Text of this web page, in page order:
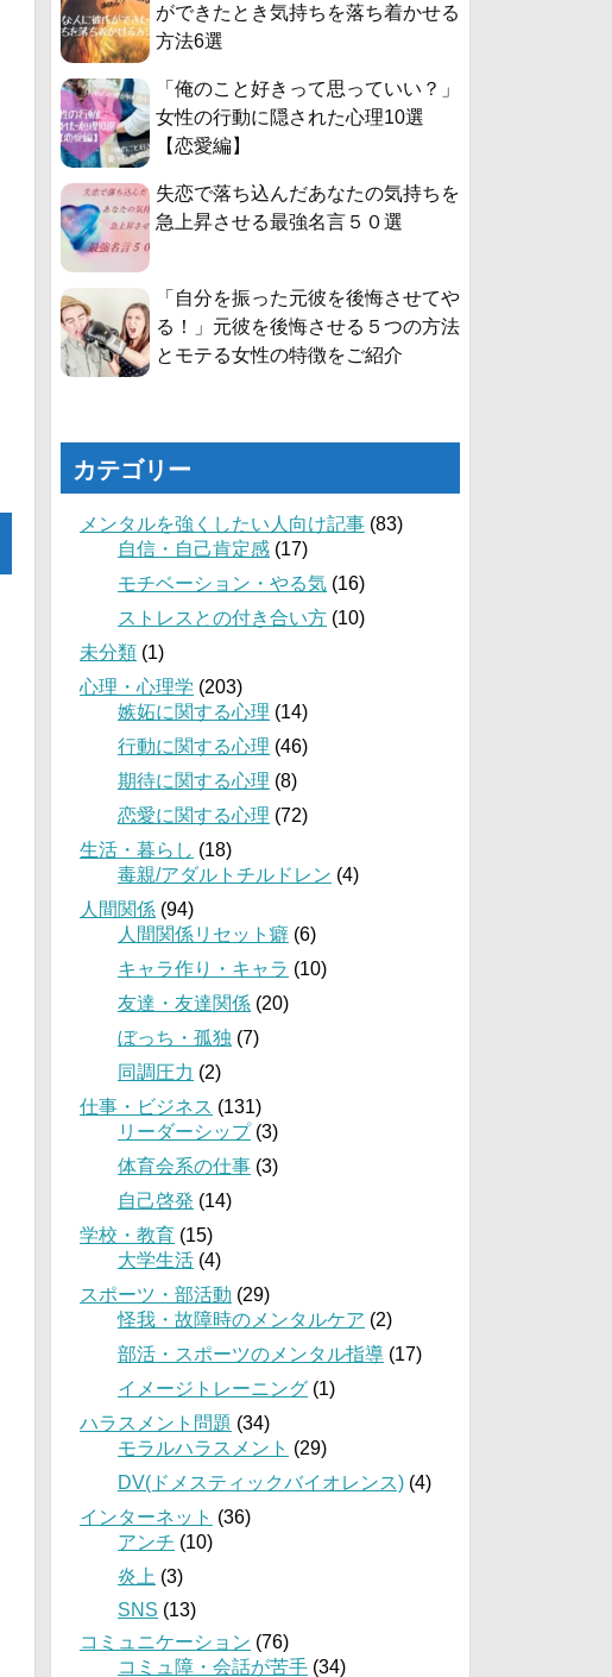
ができたとき気持ちを落ち着かせる
方法6選
「俺のこと好きって思っていい？」
女性の行動に隠された心理10選
【恋愛編】
失恋で落ち込んだあなたの気持ちを
急上昇させる最強名言５０選
「自分を振った元彼を後悔させてや
る！」元彼を後悔させる５つの方法
とモテる女性の特徴をご紹介
カテゴリー
メンタルを強くしたい人向け記事 (83)
自信・自己肯定感 (17)
モチベーション・やる気 (16)
ストレスとの付き合い方 (10)
未分類 (1)
心理・心理学 (203)
嫉妬に関する心理 (14)
行動に関する心理 (46)
期待に関する心理 (8)
恋愛に関する心理 (72)
生活・暮らし (18)
毒親/アダルトチルドレン (4)
人間関係 (94)
人間関係リセット癖 (6)
キャラ作り・キャラ (10)
友達・友達関係 (20)
ぼっち・孤独 (7)
同調圧力 (2)
仕事・ビジネス (131)
リーダーシップ(3)
体育会系の仕事 (3)
自己啓発 (14)
学校・教育 (15)
大学生活 (4)
スポーツ・部活動 (29)
怪我・故障時のメンタルケア (2)
部活・スポーツのメンタル指導 (17)
イメージトレーニング (1)
ハラスメント問題 (34)
モラルハラスメント (29)
DV(ドメスティックバイオレンス) (4)
インターネット (36)
アンチ (10)
炎上 (3)
SNS (13)
コミュニケーション (76)
コミュ障・会話が苦手 (34)